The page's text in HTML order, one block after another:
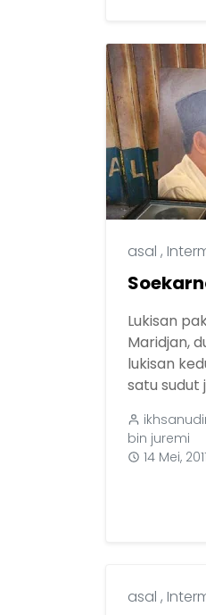
asal ,
Lukisan
Maridjan,
lukisan
satu sudut
bin juremi
14 Mei, 2011
asal ,